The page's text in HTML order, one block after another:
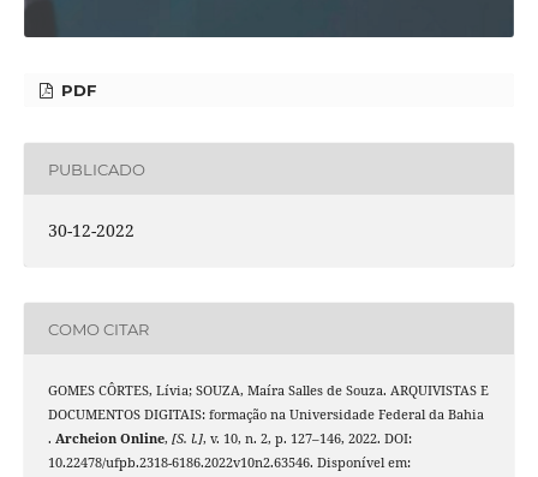
PDF
PUBLICADO
30-12-2022
COMO CITAR
GOMES CÔRTES, Lívia; SOUZA, Maíra Salles de Souza. ARQUIVISTAS E
DOCUMENTOS DIGITAIS: formação na Universidade Federal da Bahia
. Archeion Online, [S. l.], v. 10, n. 2, p. 127–146, 2022. DOI:
10.22478/ufpb.2318-6186.2022v10n2.63546. Disponível em: